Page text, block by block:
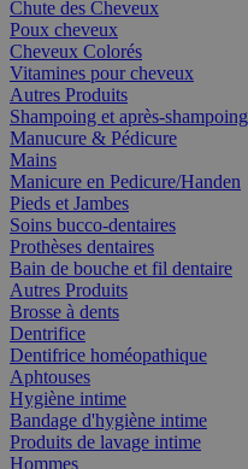
Chute des Cheveux
Poux cheveux
Cheveux Colorés
Vitamines pour cheveux
Autres Produits
Shampoing et après-shampoing
Manucure & Pédicure
Mains
Manicure en Pedicure/Handen
Pieds et Jambes
Soins bucco-dentaires
Prothèses dentaires
Bain de bouche et fil dentaire
Autres Produits
Brosse à dents
Dentrifice
Dentifrice homéopathique
Aphtouses
Hygiène intime
Bandage d'hygiène intime
Produits de lavage intime
Hommes